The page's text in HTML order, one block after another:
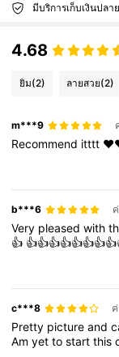
4.68
ยิม(2) ลายสวย(2)
m***9
Recommend itttt
b***6
Very pleasedwith
👍
c***8
Pretty pictureand
Amyettostartthis